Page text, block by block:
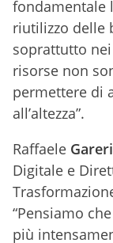
fondamentale
riutilizzo delle
soprattutto
risorse non
permettere di
all’altezza”.
Raffaele Gareri
Digitale e
“Pensiamo
più